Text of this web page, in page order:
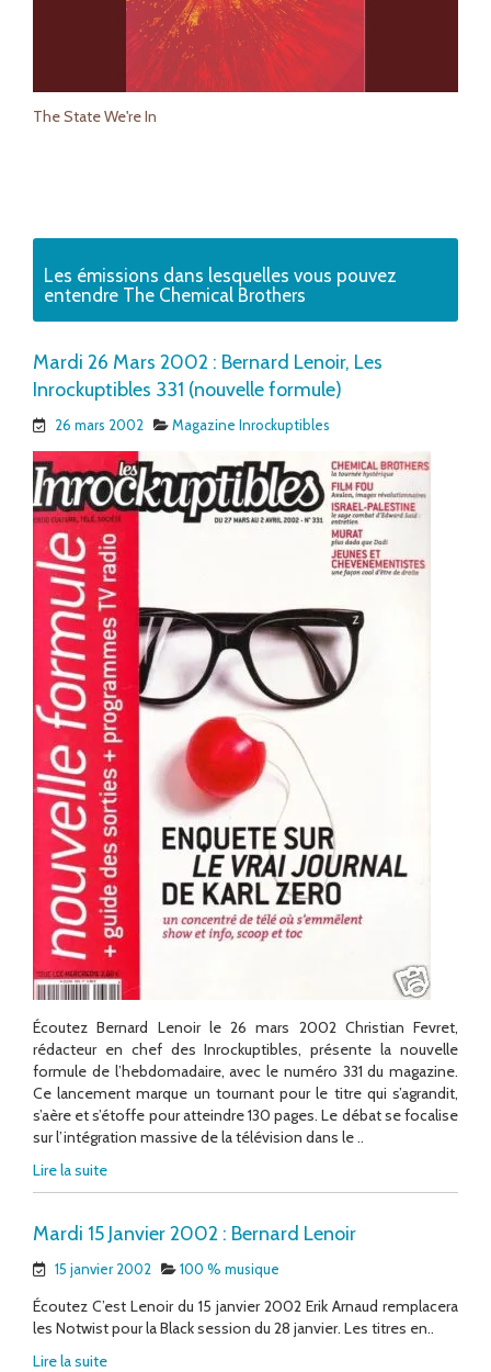
The State We're In
Les émissions dans lesquelles vous pouvez
entendre The Chemical Brothers
Mardi 26 Mars 2002 : Bernard Lenoir, Les
Inrockuptibles 331 (nouvelle formule)
26 mars 2002 Magazine Inrockuptibles
Écoutez Bernard Lenoir le 26 mars 2002 Christian Fevret,
rédacteur en chef des Inrockuptibles, présente la nouvelle
formule de l’hebdomadaire, avec le numéro 331 du magazine.
Ce lancement marque un tournant pour le titre qui s’agrandit,
s’aère et s’étoffe pour atteindre 130 pages. Le débat se focalise
sur l’intégration massive de la télévision dans le ..
Lire la suite
Mardi 15 Janvier 2002 : Bernard Lenoir
15 janvier 2002 100 % musique
Écoutez C’est Lenoir du 15 janvier 2002 Erik Arnaud remplacera
les Notwist pour la Black session du 28 janvier. Les titres en..
Lire la suite